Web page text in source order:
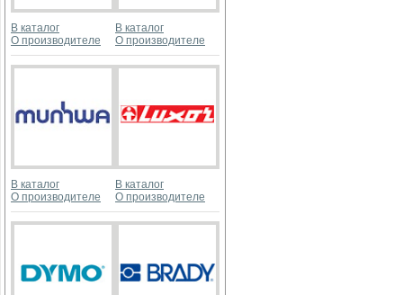
В каталог
О производителе
В каталог
О производителе
В каталог
О производителе
В каталог
О производителе